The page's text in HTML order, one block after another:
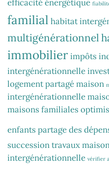
efficacité énergétique
familial habitat
multigénérationnel
immobilierimpôts
intergénérationnelle
logement partagémaison
intergénérationnelle
maisons familiales
enfants partage des
successiontravaux
intergénérationnelle vérifier